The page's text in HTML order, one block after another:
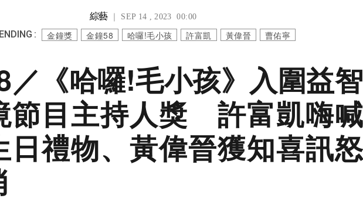
綜藝 ｜ SEP 14 , 2023 00:00
: 金鐘獎 金鐘58 哈囉!毛小孩 許富凱 黃偉晉 曹佑寧
／《哈囉!毛小孩》入圍益智
節目主持人獎 許富凱嗨喊
日禮物、黃偉晉獲知喜訊怒